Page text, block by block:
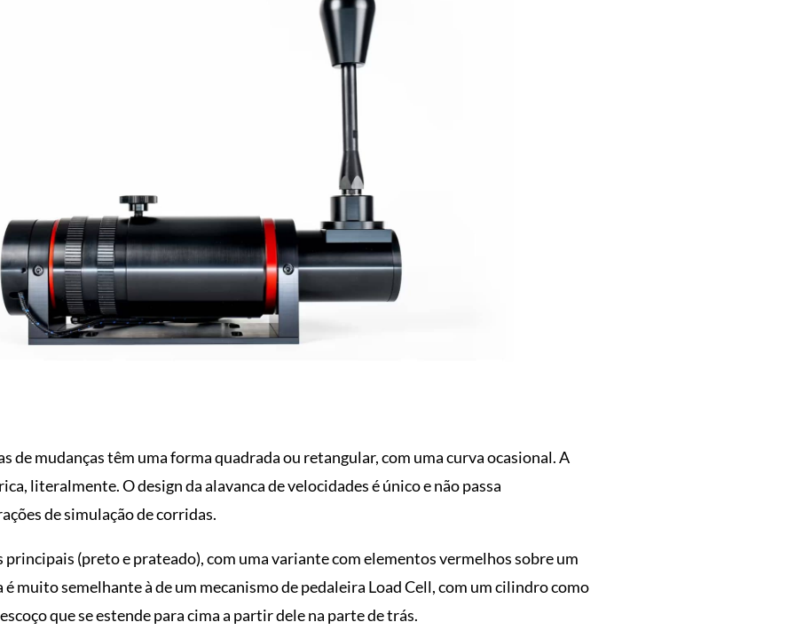
de mudanças têm uma forma quadrada ou retangular, com uma curva ocasional. A
literalmente. O design da alavanca de velocidades é único e não passa
de simulação de corridas.
principais (preto e prateado), com uma variante com elementos vermelhos sobre um
muito semelhante à de um mecanismo de pedaleira Load Cell, com um cilindro como
que se estende para cima a partir dele na parte de trás.